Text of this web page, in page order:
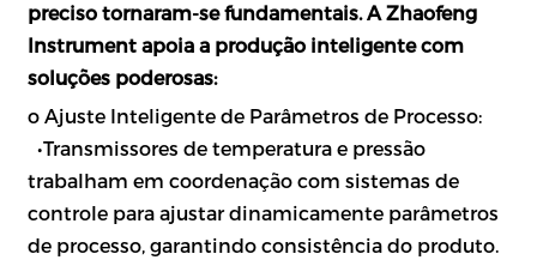
preciso tornaram-se fundamentais. A Zhaofeng
Instrument apoia a produção inteligente com
soluções poderosas:
o Ajuste Inteligente de Parâmetros de Processo:
•Transmissores de temperatura e pressão
trabalham em coordenação com sistemas de
controle para ajustar dinamicamente parâmetros
de processo, garantindo consistência do produto.